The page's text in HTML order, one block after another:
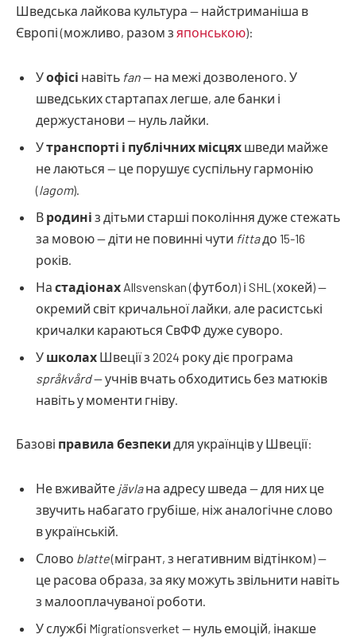
Шведська лайкова культура — найстриманіша в
Європі (можливо, разом з японською):
Уофісі навіть fan— на межі дозволеного. У
шведських стартапах легше, але банки і
держустанови — нуль лайки.
Утранспорті і публічних місцях шведи майже
не лаються — це порушує суспільну гармонію
(lagom).
В родині з дітьми старші покоління дуже стежать
за мовою — діти не повинні чути fittaдо 15-16
років.
На стадіонах Allsvenskan (футбол) і SHL (хокей) —
окремий світ кричальної лайки, але расистські
кричалки караються СвФФ дуже суворо.
У школах Швеції з 2024 року діє програма
språkvård— учнів вчать обходитись без матюків
навіть у моменти гніву.
Базові правила безпекидля українців у Швеції:
Не вживайте jävlaна адресу шведа — для них це
звучить набагато грубіше, ніж аналогічне слово
в українській.
Слово blatte(мігрант, з негативним відтінком) —
це расова образа, за яку можуть звільнити навіть
з малооплачуваної роботи.
У службі Migrationsverket — нуль емоцій, інакше